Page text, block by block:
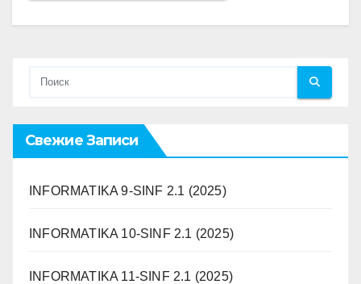
Свежие Записи
INFORMATIKA 9-SINF 2.1 (2025)
INFORMATIKA 10-SINF 2.1 (2025)
INFORMATIKA 11-SINF 2.1 (2025)